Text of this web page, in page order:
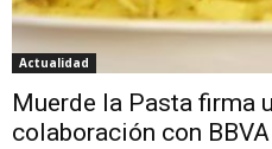
Actualidad
Muerde la Pasta firma
colaboración con BBVA